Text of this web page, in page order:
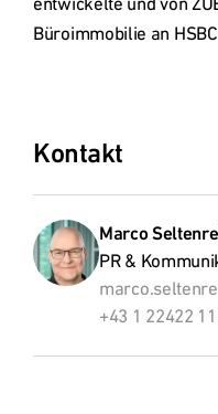
Büroimmobilie an
Kontakt
Marco
PR &
+43 1 22422